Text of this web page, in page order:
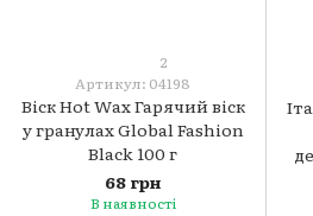
2
Артикул: 04198
Віск Hot Wax Гарячий віск
у гранулах Global Fashion
Black 100 г
68 грн
В наявності